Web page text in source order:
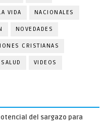
VIDA NACIONALES
NOVEDADES
CRISTIANAS
VIDEOS
del sargazo para